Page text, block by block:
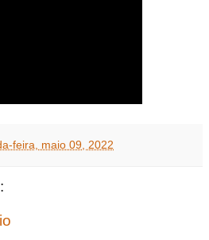
feira, maio 09, 2022